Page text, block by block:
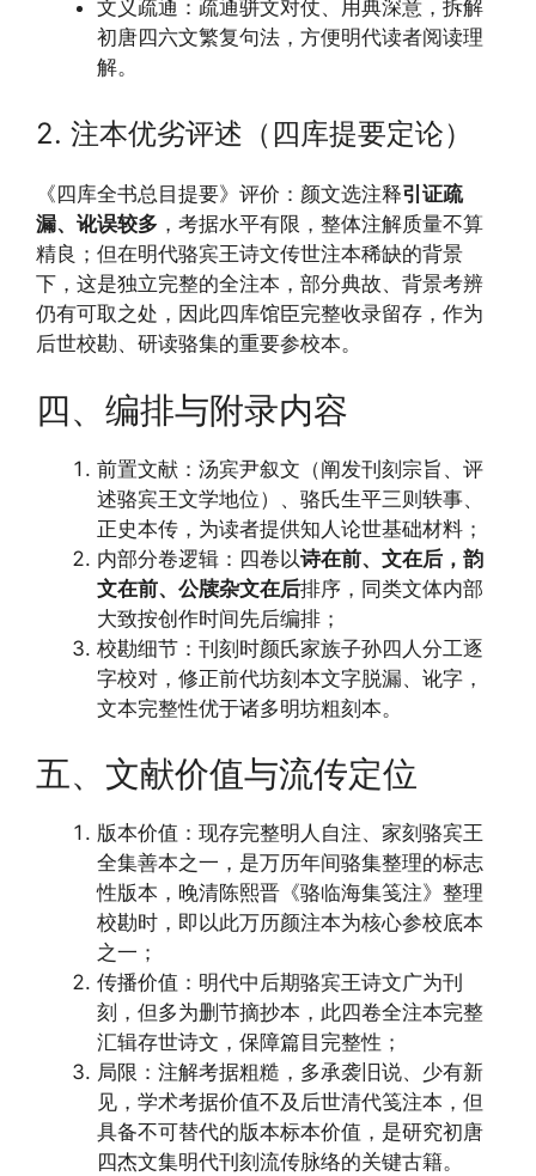
文义疏通：疏通骈文对仗、用典深意，拆解
初唐四六文繁复句法，方便明代读者阅读理
解。
2. 注本优劣评述（四库提要定论）
《四库全书总目提要》评价：颜文选注释引证疏
漏、讹误较多 ，考据水平有限，整体注解质量不算
精良；但在明代骆宾王诗文传世注本稀缺的背景
下，这是独立完整的全注本，部分典故、背景考辨
仍有可取之处，因此四库馆臣完整收录留存，作为
后世校勘、研读骆集的重要参校本。
四、编排与附录内容
前置文献：汤宾尹叙文（阐发刊刻宗旨、评
述骆宾王文学地位）、骆氏生平三则轶事、
正史本传，为读者提供知人论世基础材料；
内部分卷逻辑：四卷以诗在前、文在后，韵
文在前、公牍杂文在后排序，同类文体内部
大致按创作时间先后编排；
校勘细节：刊刻时颜氏家族子孙四人分工逐
字校对，修正前代坊刻本文字脱漏、讹字，
文本完整性优于诸多明坊粗刻本。
五、文献价值与流传定位
版本价值：现存完整明人自注、家刻骆宾王
全集善本之一，是万历年间骆集整理的标志
性版本，晚清陈熙晋《骆临海集笺注》整理
校勘时，即以此万历颜注本为核心参校底本
之一；
传播价值：明代中后期骆宾王诗文广为刊
刻，但多为删节摘抄本，此四卷全注本完整
汇辑存世诗文，保障篇目完整性；
局限：注解考据粗糙，多承袭旧说、少有新
见，学术考据价值不及后世清代笺注本，但
具备不可替代的版本标本价值，是研究初唐
四杰文集明代刊刻流传脉络的关键古籍。